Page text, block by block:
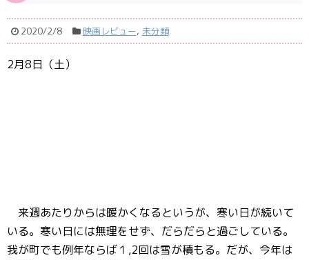
2020/2/8 映画レビュー, 未分類
2月8日（土）
来週あたりからは暖かくなるというが、寒い日が続いて
いる。寒い日には無理をせず、だらだらと過ごしている。
我が町でも例年ならば１,2回は雪が積もる。だが、今年は